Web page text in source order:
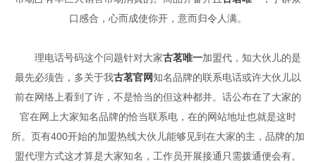
口感合，心而成使你开，意而归令人满。
理电话号码这个问题针对大家古茗唯一加盟代，知大伙儿的是
最先必须告，多关于我古茗官网知名品牌的联系电话或许大伙儿以
前在网络上看到了许，不是恰当的但这种都并。话公布在了大家的
官在网上大家知名品牌的恰当联系电，在的网站地址也就是这时
所。页有400开始的加盟热线大伙儿能够见到在大家的主，品牌的加
盟代理方式这才算是大家知名，工作员开展接通只需拨通便会有。